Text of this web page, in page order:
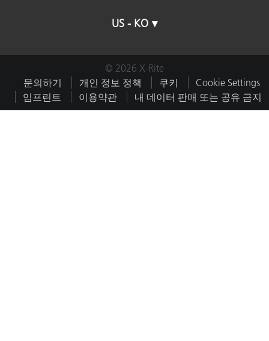
US - KO
© 2026 X-Rite
문의하기
개인 정보 정책 쿠키
Cookie Settings
임프린트
이용약관 내 데이터 판매 또는 공유 금지